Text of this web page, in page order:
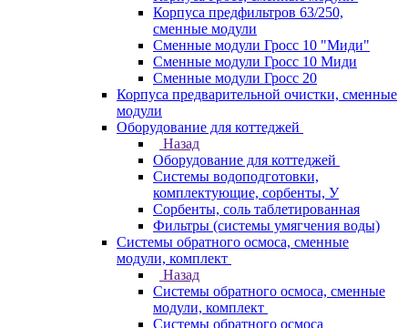
Корпуса предфильтров 63/250,
сменные модули
Сменные модули Гросс 10 "Миди"
Сменные модули Гросс 10 Миди
Сменные модули Гросс 20
Корпуса предварительной очистки, сменные
модули
Оборудование для коттеджей
Назад
Оборудование для коттеджей
Системы водоподготовки,
комплектующие, сорбенты, У
Сорбенты, соль таблетированная
Фильтры (системы умягчения воды)
Системы обратного осмоса, сменные
модули, комплект
Назад
Системы обратного осмоса, сменные
модули, комплект
Системы обратного осмоса